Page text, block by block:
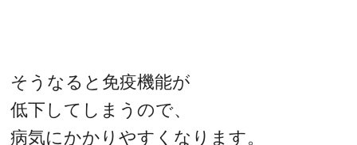
そうなると免疫機能が
低下してしまうので、
病気にかかりやすくなります。